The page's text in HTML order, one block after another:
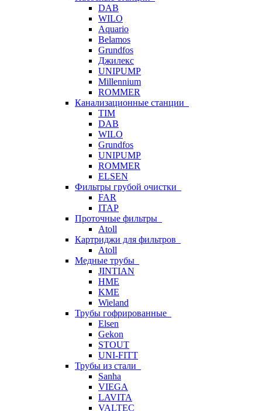
DAB
WILO
Aquario
Belamos
Grundfos
Джилекс
UNIPUMP
Millennium
ROMMER
Канализационные станции
TIM
DAB
WILO
Grundfos
UNIPUMP
ROMMER
ELSEN
Фильтры грубой очистки
FAR
ITAP
Проточные фильтры
Atoll
Картриджи для фильтров
Atoll
Медные трубы
JINTIAN
HME
KME
Wieland
Трубы гофрированные
Elsen
Gekon
STOUT
UNI-FITT
Трубы из стали
Sanha
VIEGA
LAVITA
VALTEC